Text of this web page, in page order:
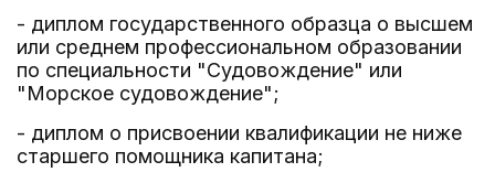
- диплом государственного образца о высшем
или среднем профессиональном образовании
по специальности "Судовождение" или
"Морское судовождение";
- диплом о присвоении квалификации не ниже
старшего помощника капитана;